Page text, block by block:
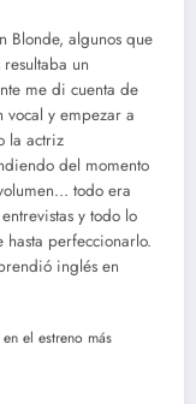
Blonde, algunos que
un
me di cuenta de
y empezar a
la actriz
del momento
todo era
y todo lo
perfeccionarlo.
inglés en
el estreno más